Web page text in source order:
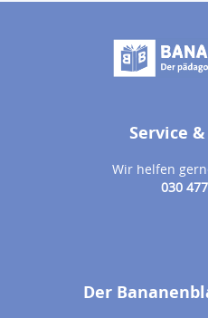
Service
Wir helfen
030
Der